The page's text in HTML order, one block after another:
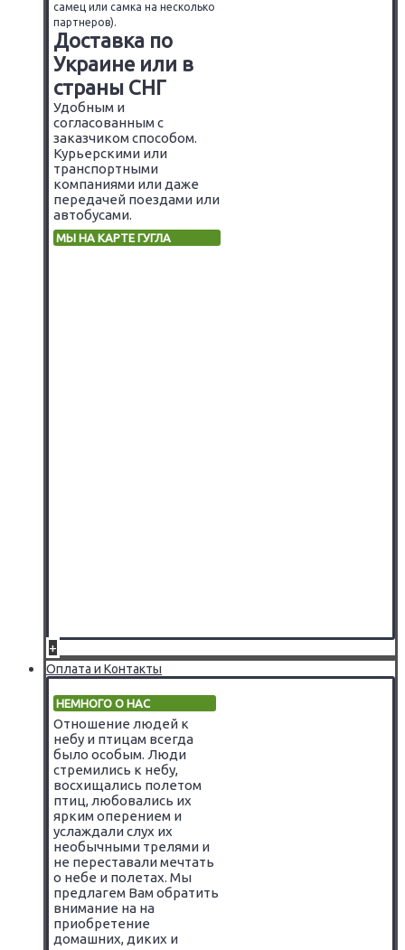
самец или самка на несколько
партнеров).
Доставка по
Украине или в
страны СНГ
Удобным и
согласованным с
заказчиком способом.
Курьерскими или
транспортными
компаниями или даже
передачей поездами или
автобусами.
МЫ НА КАРТЕ ГУГЛА
+
Оплата и Контакты
НЕМНОГО О НАС
Отношение людей к
небу и птицам всегда
было особым. Люди
стремились к небу,
восхищались полетом
птиц, любовались их
ярким оперением и
услаждали слух их
необычными трелями и
не переставали мечтать
о небе и полетах. Мы
предлагем Вам обратить
внимание на на
приобретение
домашних, диких и